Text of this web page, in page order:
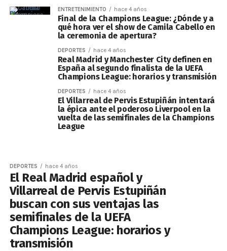
ENTRETENIMIENTO hace 4 años
Final de la Champions League: ¿Dónde y a
qué hora ver el show de Camila Cabello en
la ceremonia de apertura?
DEPORTES hace 4 años
Real Madrid y Manchester City definen en
España al segundo finalista de la UEFA
Champions League: horarios y transmisión
DEPORTES hace 4 años
El Villarreal de Pervis Estupiñán intentará
la épica ante el poderoso Liverpool en la
vuelta de las semifinales de la Champions
League
DEPORTES hace 4 años
El Real Madrid español y
Villarreal de Pervis Estupiñán
buscan con sus ventajas las
semifinales de la UEFA
Champions League: horarios y
transmisión